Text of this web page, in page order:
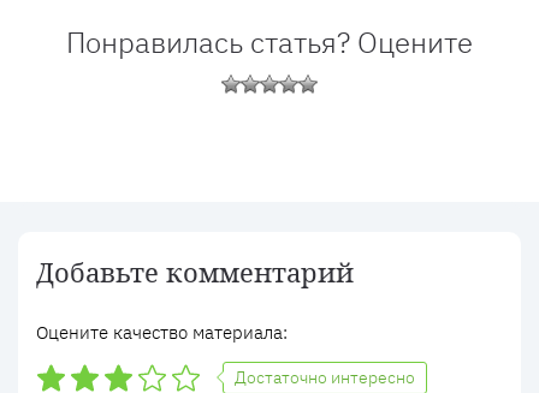
Понравилась статья? Оцените
Добавьте комментарий
Оцените качество материала:
Достаточно интересно